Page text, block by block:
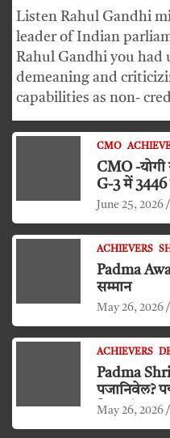
Listen Rahul Gandhi
leader of Indian
Rahul Gandhi you had
demeaning and
capabilities as non-
CMO
CMO -योगी
G-3 में 3446
June 25, 2026
ACHIEVERS
Padma
सम्मान
May 26, 2026
ACHIEVERS
Padma
पजानिवेल?
किया दंडवत
May 26, 2026